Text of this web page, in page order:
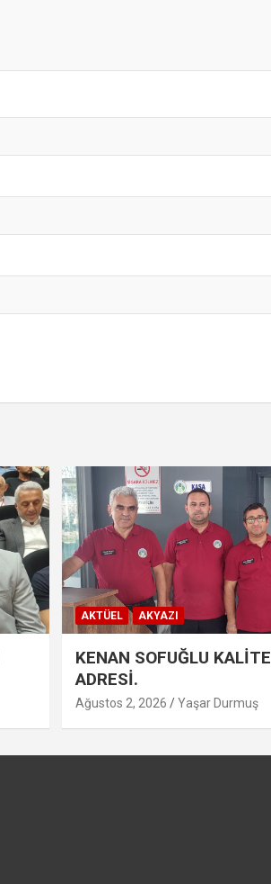
AKTÜEL AKYAZI
KENAN SOFUĞLU KALİTE
ADRESİ.
Ağustos 2, 2026 Yaşar Durmuş